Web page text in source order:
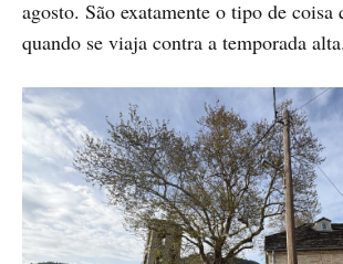
agosto. São exatamente o tipo de coisa
quando se viaja contra a temporada alta.